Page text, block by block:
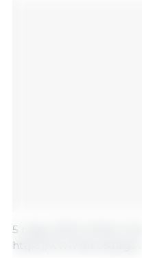
5 maja, 2023/ USDA/ USA.
https://www.fsis.usda.gov